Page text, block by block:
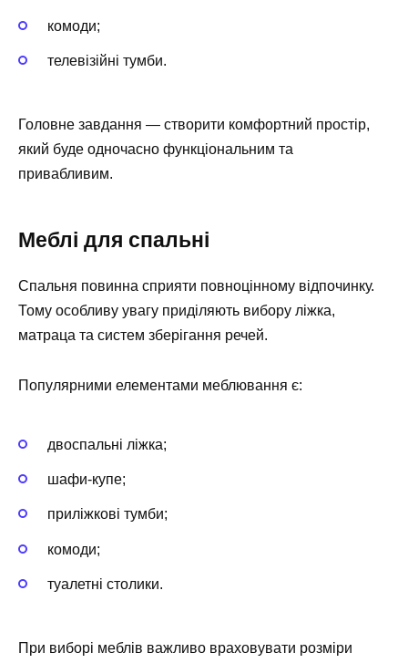
комоди;
телевізійні тумби.
Головне завдання — створити комфортний простір,
який буде одночасно функціональним та
привабливим.
Меблі для спальні
Спальня повинна сприяти повноцінному відпочинку.
Тому особливу увагу приділяють вибору ліжка,
матраца та систем зберігання речей.
Популярними елементами меблювання є:
двоспальні ліжка;
шафи-купе;
приліжкові тумби;
комоди;
туалетні столики.
При виборі меблів важливо враховувати розміри